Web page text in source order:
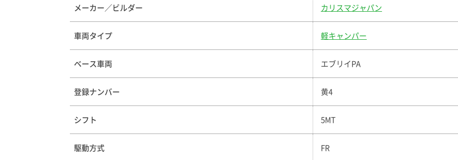
メーカー／ビルダー カリスマジャパン
車両タイプ 軽キャンパー
ベース車両 エブリイPA
登録ナンバー 黄4
シフト 5MT
駆動方式 FR